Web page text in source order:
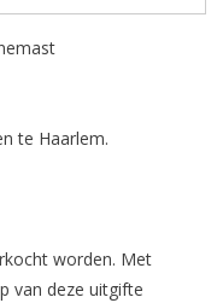
te Haarlem.
worden. Met
van deze uitgifte